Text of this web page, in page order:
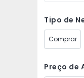
Tipo de
Comprar
Preço de